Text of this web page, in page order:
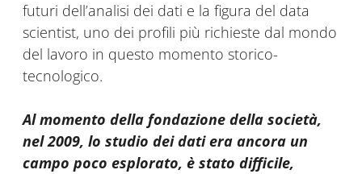
futuri dell’analisi dei dati e la figura del data
scientist, uno dei profili più richieste dal mondo
del lavoro in questo momento storico-
tecnologico.
Al momento della fondazione della società,
nel 2009, lo studio dei dati era ancora un
campo poco esplorato, è stato difficile,